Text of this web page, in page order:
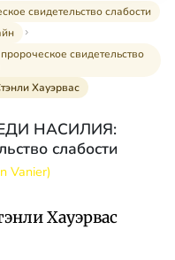
свидетельство слабости
свидетельство
Хауэрвас
НАСИЛИЯ:
слабости
Vanier)
Хауэрвас